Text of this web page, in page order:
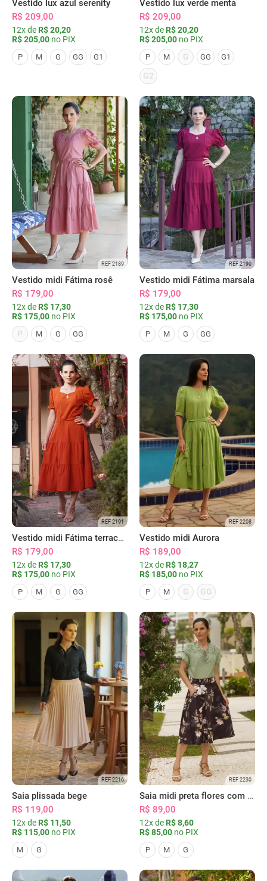
Vestido lux azul serenity
R$ 209,00
12x de R$ 20,20
R$ 205,00 no PIX
P M G GG G1
Vestido lux verde menta
R$ 209,00
12x de R$ 20,20
R$ 205,00 no PIX
P M G GG G1
G2
REF 2189
Vestido midi Fátima rosê
R$ 179,00
12x de R$ 17,30
R$ 175,00 no PIX
P
M G GG
REF 2190
Vestido midi Fátima marsala
R$ 179,00
12x de R$ 17,30
R$ 175,00 no PIX
P M G GG
REF 2191
Vestido midi Fátima terracota
R$ 179,00
12x de R$ 17,30
R$ 175,00 no PIX
P M G GG
REF 2208
Vestido midi Aurora
R$ 189,00
12x de R$ 18,27
R$ 185,00 no PIX
P M G GG
REF 2216
Saia plissada bege
R$ 119,00
12x de R$ 11,50
R$ 115,00 no PIX
M G
REF 2230
Saia midi preta flores com bolsos
R$ 89,00
12x de R$ 8,60
R$ 85,00 no PIX
P M G